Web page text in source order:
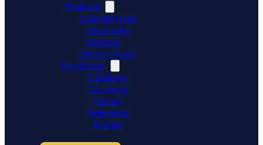
Podpora
Znalostní báze
Zákaznická
podpora
Dativery Agent
Společnost
O Dativery
Co umíme
Partneři
Reference
Kontakt